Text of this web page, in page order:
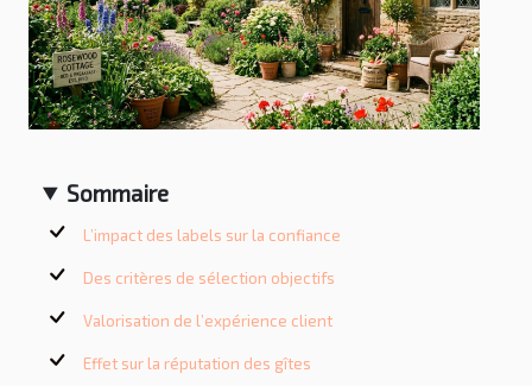
Sommaire
L’impact des labels sur la confiance
Des critères de sélection objectifs
Valorisation de l’expérience client
Effet sur la réputation des gîtes